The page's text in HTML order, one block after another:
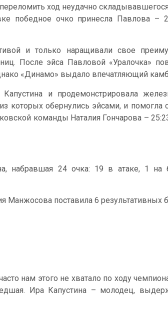
ход неудачно складывавшегося
победное очко принесла Павлова –
и только наращивали свое
После эйса Павловой «Уралочка»
«Динамо» выдало впечатляющий
и продемонстрировала
которых обернулись эйсами, и помогла
команды Наталия Гончарова –
набравшая 24 очка: 19 в атаке, 1 на
Манжосова поставила 6 результативных
нам этого не хватало по ходу
Ира Капустина – молодец,